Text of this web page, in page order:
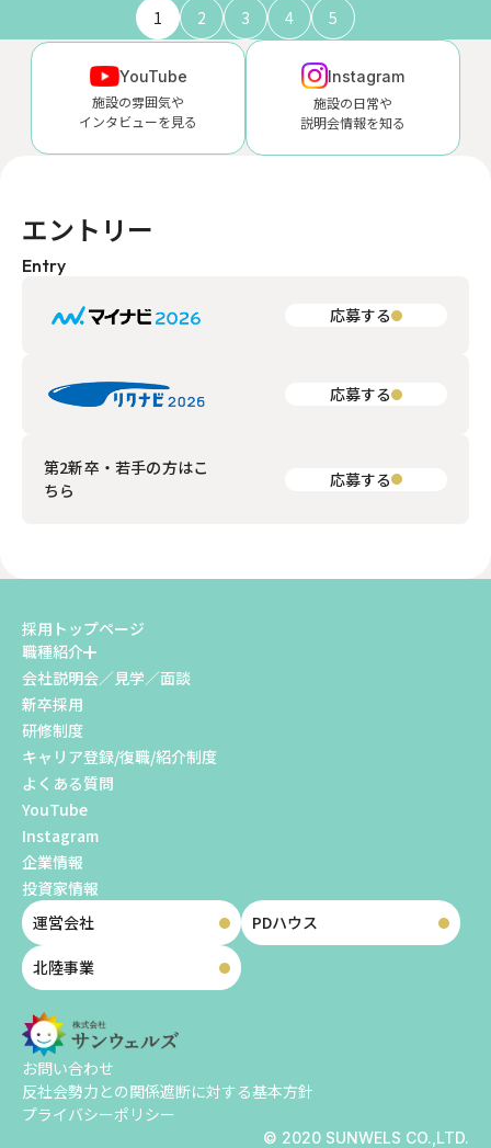
1 2 3 4 5
YouTube
施設の雰囲気や
インタビューを見る
Instagram
施設の日常や
説明会情報を知る
エントリー
Entry
応募する
応募する
第2新卒・若手の方はこ
ちら
応募する
採用トップページ
職種紹介
会社説明会／見学／面談
新卒採用
研修制度
キャリア登録/復職/紹介制度
よくある質問
YouTube
Instagram
企業情報
投資家情報
運営会社
PDハウス
北陸事業
お問い合わせ
反社会勢力との関係遮断に対する基本方針
プライバシーポリシー
© 2020 SUNWELS CO.,LTD.